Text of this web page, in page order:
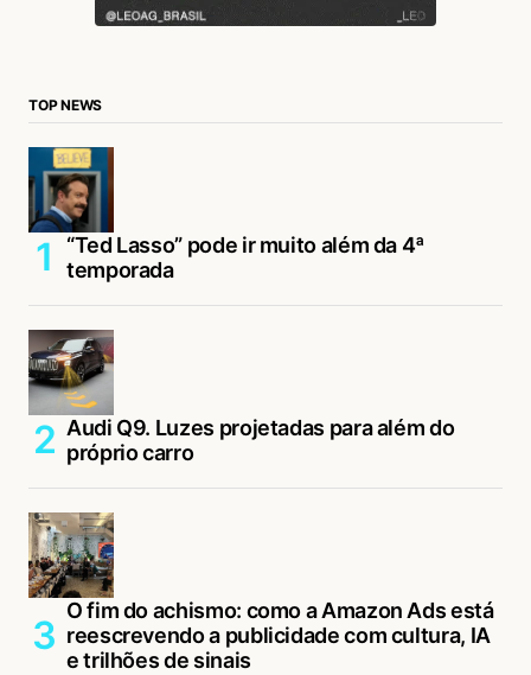
TOP NEWS
“Ted Lasso” pode ir muito além da 4ª
temporada
Audi Q9. Luzes projetadas para além do
próprio carro
O fim do achismo: como a Amazon Ads está
reescrevendo a publicidade com cultura, IA
e trilhões de sinais